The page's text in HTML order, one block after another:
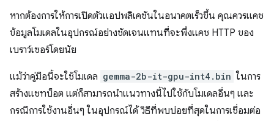
หากต้องการให้การเปิดตัวแอปพลิเคชันในอนาคตเร็วขึ้น คุณควรแคช
ข้อมูลโมเดลในอุปกรณ์อย่างชัดเจนแทนที่จะพึ่งแคช HTTP ของ
เบราว์เซอร์โดยนัย
แม้ว่าคู่มือนี้จะใช้โมเดล gemma-2b-it-gpu-int4.bin ในการ
สร้างแชทบ็อต แต่ก็สามารถนำแนวทางนี้ไปใช้กับโมเดลอื่นๆ และ
กรณีการใช้งานอื่นๆ ในอุปกรณ์ได้ วิธีที่พบบ่อยที่สุดในการเชื่อมต่อ